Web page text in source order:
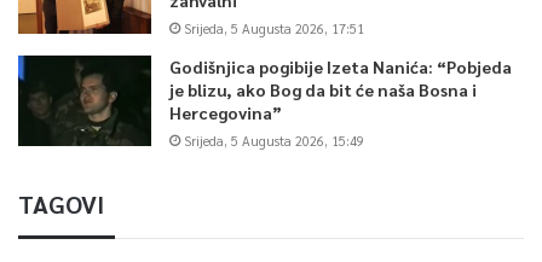
Srijeda, 5 Augusta 2026, 17:51
Godišnjica pogibije Izeta Nanića: “Pobjeda
je blizu, ako Bog da bit će naša Bosna i
Hercegovina”
Srijeda, 5 Augusta 2026, 15:49
TAGOVI